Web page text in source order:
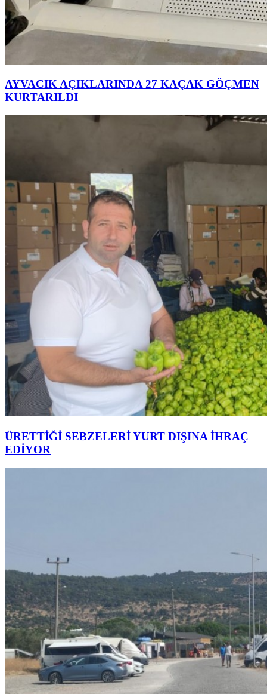
AYVACIK AÇIKLARINDA 27 KAÇAK GÖÇMEN
KURTARILDI
ÜRETTİĞİ SEBZELERİ YURT DIŞINA İHRAÇ
EDİYOR